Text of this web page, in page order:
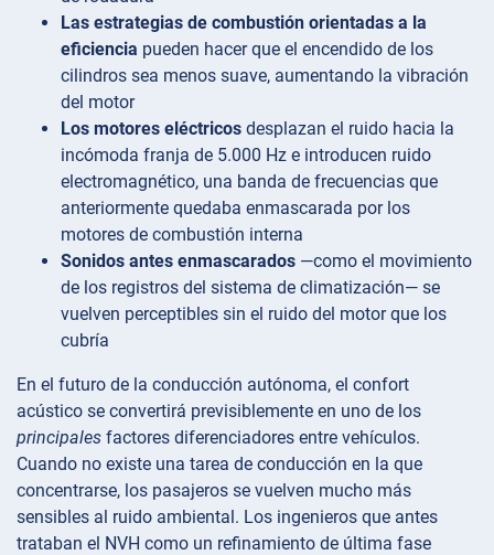
Las estrategias de combustión orientadas a la
eficiencia pueden hacer que el encendido de los
cilindros sea menos suave, aumentando la vibración
del motor
Los motores eléctricos desplazan el ruido hacia la
incómoda franja de 5.000 Hz e introducen ruido
electromagnético, una banda de frecuencias que
anteriormente quedaba enmascarada por los
motores de combustión interna
Sonidos antes enmascarados —como el movimiento
de los registros del sistema de climatización— se
vuelven perceptibles sin el ruido del motor que los
cubría
En el futuro de la conducción autónoma, el confort
acústico se convertirá previsiblemente en uno de los
principales factores diferenciadores entre vehículos.
Cuando no existe una tarea de conducción en la que
concentrarse, los pasajeros se vuelven mucho más
sensibles al ruido ambiental. Los ingenieros que antes
trataban el NVH como un refinamiento de última fase